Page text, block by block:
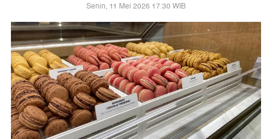
Senin, 11 Mei 2026 17:30 WIB